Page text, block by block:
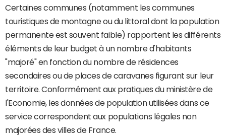
Certaines communes (notamment les communes
touristiques de montagne ou du littoral dont la population
permanente est souvent faible) rapportent les différents
éléments de leur budget à un nombre d'habitants
"majoré" en fonction du nombre de résidences
secondaires ou de places de caravanes figurant sur leur
territoire. Conformément aux pratiques du ministère de
l'Economie, les données de population utilisées dans ce
service correspondent aux populations légales non
majorées des villes de France.